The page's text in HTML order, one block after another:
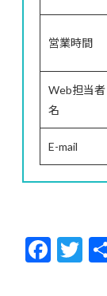
営業時間
Web担当者
名
E-mail
F
ac
T
w